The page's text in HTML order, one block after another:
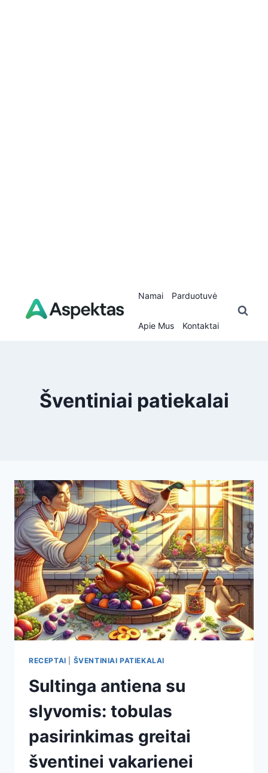
Namai Parduotuvė
Apie Mus Kontaktai
Šventiniai patiekalai
RECEPTAI ŠVENTINIAI PATIEKALAI
Sultinga antiena su
slyvomis: tobulas
pasirinkimas greitai
šventinei vakarienei